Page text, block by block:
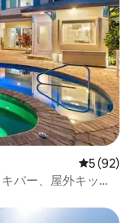
レビュー
5 (92)
バー、屋外キッチ